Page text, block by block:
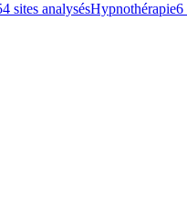
sites analysésHypnothérapie6